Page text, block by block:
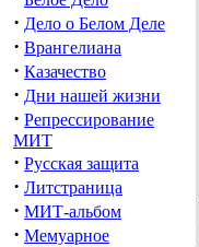
· Дело о Белом Деле
· Врангелиана
· Казачество
· Дни нашей жизни
· Репрессирование
МИТ
· Русская защита
· Литстраница
· МИТ-альбом
· Мемуарное